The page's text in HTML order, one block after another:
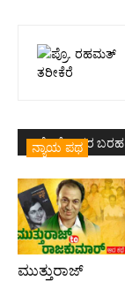
ಇದೇ ಲೇಖಕರ ಬರಹ
ನ್ಯಾಯ ಪಥ
ಮುತ್ತುರಾಜ್